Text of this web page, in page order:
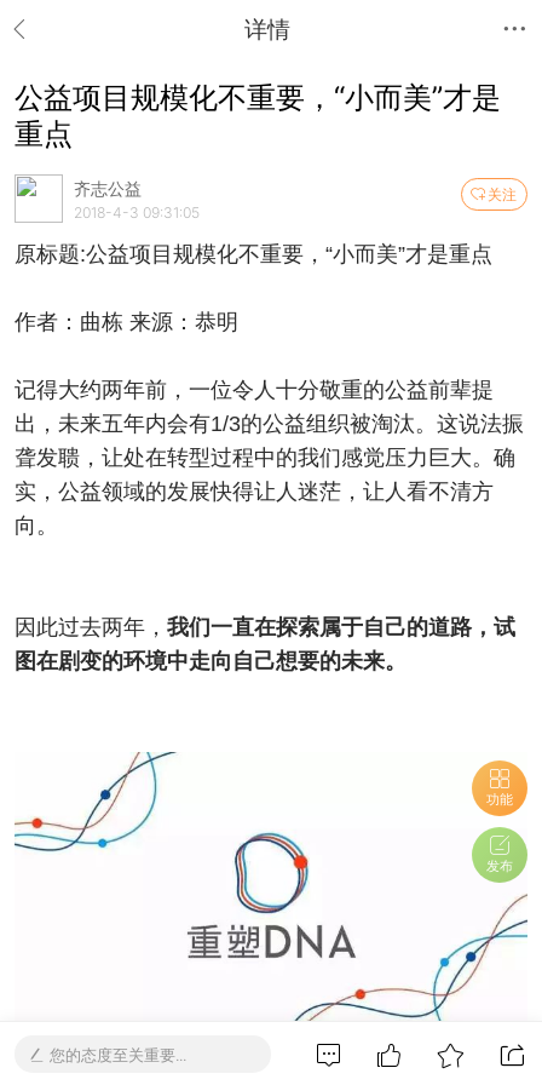
详情
公益项目规模化不重要，“小而美”才是
重点
关注
齐志公益
2018-4-3 09:31:05
原标题:公益项目规模化不重要，“小而美”才是重点
作者：曲栋 来源：恭明
记得大约两年前，一位令人十分敬重的公益前辈提
出，未来五年内会有1/3的公益组织被淘汰。这说法振
聋发聩，让处在转型过程中的我们感觉压力巨大。确
实，公益领域的发展快得让人迷茫，让人看不清方
向。
因此过去两年，我们一直在探索属于自己的道路，试
图在剧变的环境中走向自己想要的未来。
我们最新推出的残障创新就业计划“重塑DNA”
您的态度至关重要...
功能
发布